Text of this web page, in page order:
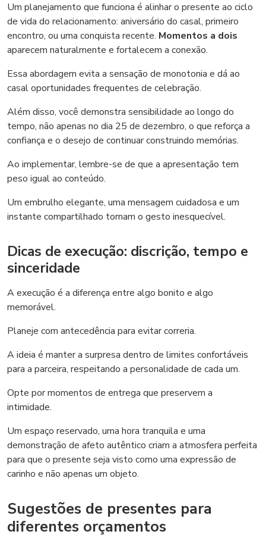
Um planejamento que funciona é alinhar o presente ao ciclo
de vida do relacionamento: aniversário do casal, primeiro
encontro, ou uma conquista recente. Momentos a dois
aparecem naturalmente e fortalecem a conexão.
Essa abordagem evita a sensação de monotonia e dá ao
casal oportunidades frequentes de celebração.
Além disso, você demonstra sensibilidade ao longo do
tempo, não apenas no dia 25 de dezembro, o que reforça a
confiança e o desejo de continuar construindo memórias.
Ao implementar, lembre-se de que a apresentação tem
peso igual ao conteúdo.
Um embrulho elegante, uma mensagem cuidadosa e um
instante compartilhado tornam o gesto inesquecível.
Dicas de execução: discrição, tempo e
sinceridade
A execução é a diferença entre algo bonito e algo
memorável.
Planeje com antecedência para evitar correria.
A ideia é manter a surpresa dentro de limites confortáveis
para a parceira, respeitando a personalidade de cada um.
Opte por momentos de entrega que preservem a
intimidade.
Um espaço reservado, uma hora tranquila e uma
demonstração de afeto autêntico criam a atmosfera perfeita
para que o presente seja visto como uma expressão de
carinho e não apenas um objeto.
Sugestões de presentes para
diferentes orçamentos